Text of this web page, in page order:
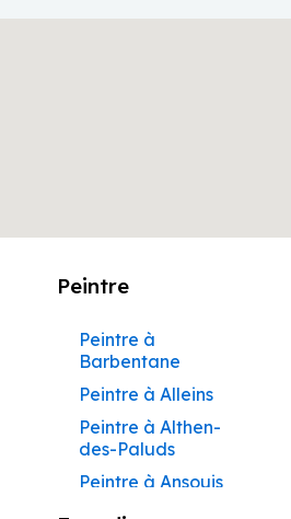
Peintre
Peintre à
Barbentane
Peintre à Alleins
Peintre à Althen-
des-Paluds
Peintre à Ansouis
Peintre à Apt